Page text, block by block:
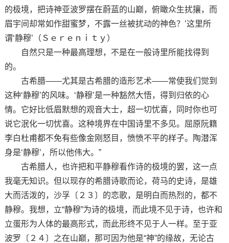
的极境，把诗神亚波罗摆在蔚蓝的山巅，俯瞰众生扰攘，而
眉宇间却常如作甜蜜梦，不露一丝被扰动的神色？’这里所
谓‘静穆’（Ｓｅｒｅｎｉｔｙ）
自然只是一种最高理想，不是在一般诗里所能找得到
的。
古希腊——尤其是古希腊的造形艺术——常使我们觉到
这种‘静穆’的风味。‘静穆’是一种豁然大悟，得到归依的心
情。它好比低眉默想的观音大士，超一切忧喜，同时你也可
说它泯化一切忧喜。这种境界在中国诗里不多见。屈原阮籍
李白杜甫都不免有些像金刚怒目，愤愤不平的样子。陶潜浑
身是‘静穆’，所以他伟大。”
古希腊人，也许把和平静穆看作诗的极境的罢，这一点
我毫无知识。但以现存的希腊诗歌而论，荷马的史诗，是雄
大而活泼的，沙孚〔２３〕的恋歌，是明白而热烈的，都不
静穆。我想，立“静穆”为诗的极境，而此境不见于诗，也许和
立蛋形为人体的最高形式，而此形终不见于人一样。至于亚
波罗〔２４〕之在山巅，那可因为他是“神”的缘故，无论古